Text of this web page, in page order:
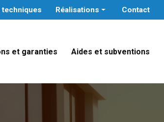
techniques
Réalisations
Contact
et garanties Aides et subventions